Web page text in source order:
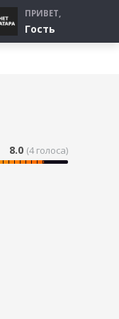
ПРИВЕТ,
Гость
8.0 (4голоса)